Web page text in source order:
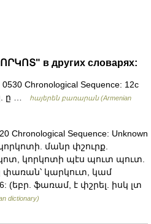
в других словарях:
Chronological Sequence: 12c
ը …
հայերեն բառարան (Armenian
Chronological Sequence: Unknown
մանր փշուրք.
կորկոտի պէս պուտ պուտ.
փառան՝ կարկուտ, կամ
(եբր. ֆառամ, է փշրել. իսկ լտ
dictionary)